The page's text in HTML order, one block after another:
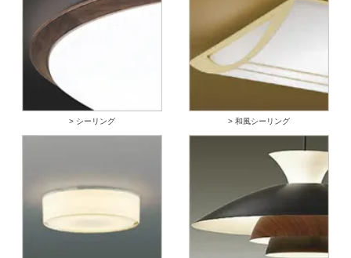
> シーリング > 和風シーリング